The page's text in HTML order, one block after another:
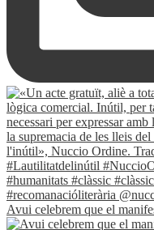
Avui celebrem que el